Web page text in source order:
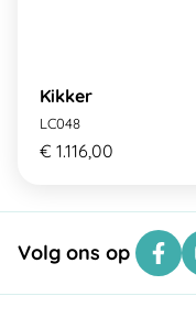
Kikker
LC048
€ 1.116,00
Volg ons op